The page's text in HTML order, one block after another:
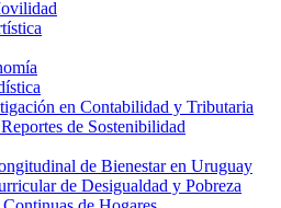
en Contabilidad y Tributaria
de Sostenibilidad
de Bienestar en Uruguay
de Desigualdad y Pobreza